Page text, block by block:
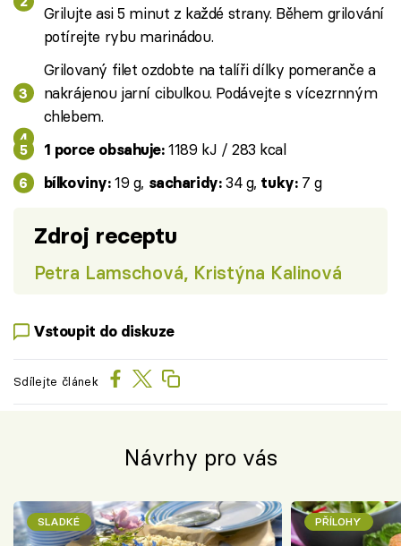
Grilujte asi 5 minut z každé strany. Během grilování
potírejte rybu marinádou.
Grilovaný filet ozdobte na talíři dílky pomeranče a
nakrájenou jarní cibulkou. Podávejte s vícezrnným
chlebem.
1 porce obsahuje:1189 kJ / 283 kcal
bílkoviny:19 g, sacharidy:34 g, tuky:7 g
Zdroj receptu
Petra Lamschová, Kristýna Kalinová
Vstoupit do diskuze
Sdílejte článek
Návrhy pro vás
SLADKÉ PŘÍLOHY